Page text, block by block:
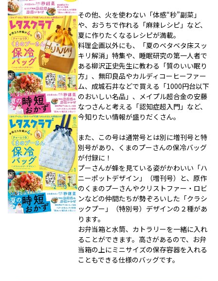
その他、火を使わない「体感“秒”副菜」
や、おうちで作れる「麻辣レシピ」など、
夏に作りたくなるレシピが満載。
料理企画以外にも、「夏のベタベタ床スッ
キリ解消」特集や、睡眠研究の第一人者で
ある柳沢正史先生に教わる「質のいい眠り
方」、無印良品やカルディコーヒーファー
ム、成城石井などで買える「1000円台以下
のおいしい名品」、メイプル超合金の安藤
なつさんと考える「認知症超入門」など、
今知りたい情報が盛りだくさん。
また、この号は通常号とは別に増刊号と特
別号があり、くまのプーさんの保冷バッグ
が付録に！
プーさんが蜂を見ている姿がかわいい「ハ
ニーポットデザイン」（増刊号）と、原作
のくまのプーさんやクリストファー・ロビ
ンなどの仲間たちが勢ぞろいした「クラシ
ックプー」（特別号）デザインの２種があ
ります。
お弁当箱と水筒、カトラリーを一緒に入れ
ることができます。高さがあるので、お弁
当箱の上にミニサイズの保存容器を入れる
こともできる仕様のバッグです。